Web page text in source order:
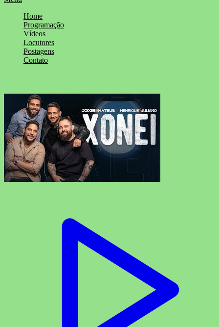
Home
Programação
Vídeos
Locutores
Postagens
Contato